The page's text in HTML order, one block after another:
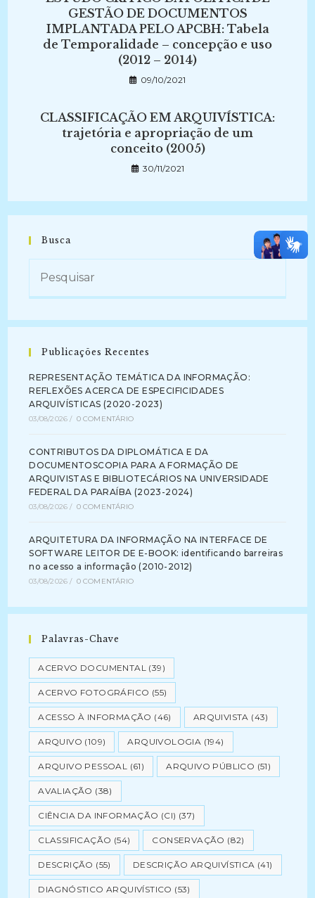
GESTÃO DE DOCUMENTOS
IMPLANTADA PELO APCBH: Tabela
de Temporalidade – concepção e uso
(2012 – 2014)
09/10/2021
CLASSIFICAÇÃO EM ARQUIVÍSTICA:
trajetória e apropriação de um
conceito (2005)
30/11/2021
Busca
Publicações Recentes
REPRESENTAÇÃO TEMÁTICA DA INFORMAÇÃO:
REFLEXÕES ACERCA DE ESPECIFICIDADES
ARQUIVÍSTICAS (2020-2023)
03/08/2026 / 0 COMENTÁRIO
CONTRIBUTOS DA DIPLOMÁTICA E DA
DOCUMENTOSCOPIA PARA A FORMAÇÃO DE
ARQUIVISTAS E BIBLIOTECÁRIOS NA UNIVERSIDADE
FEDERAL DA PARAÍBA (2023-2024)
03/08/2026 / 0 COMENTÁRIO
ARQUITETURA DA INFORMAÇÃO NA INTERFACE DE
SOFTWARE LEITOR DE E-BOOK: identificando barreiras
no acesso a informação (2010-2012)
03/08/2026 / 0 COMENTÁRIO
Palavras-Chave
ACERVO DOCUMENTAL (39)
ACERVO FOTOGRÁFICO (55)
ACESSO À INFORMAÇÃO (46) ARQUIVISTA (43)
ARQUIVO (109) ARQUIVOLOGIA (194)
ARQUIVO PESSOAL (61) ARQUIVO PÚBLICO (51)
AVALIAÇÃO (38)
CIÊNCIA DA INFORMAÇÃO (CI) (37)
CLASSIFICAÇÃO (54) CONSERVAÇÃO (82)
DESCRIÇÃO (55) DESCRIÇÃO ARQUIVÍSTICA (41)
DIAGNÓSTICO ARQUIVÍSTICO (53)